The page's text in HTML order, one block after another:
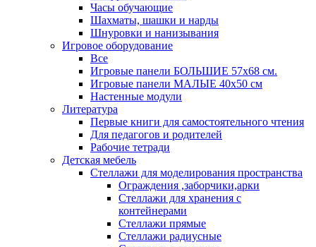
Часы обучающие
Шахматы, шашки и нарды
Шнуровки и нанизывания
Игровое оборудование
Все
Игровые панели БОЛЬШИЕ 57х68 см.
Игровые панели МАЛЫЕ 40х50 см
Настенные модули
Литература
Первые книги для самостоятельного чтения
Для педагогов и родителей
Рабочие тетради
Детская мебель
Стеллажи для моделирования пространства
Ограждения ,заборчики,арки
Стеллажи для хранения с
контейнерами
Стеллажи прямые
Стеллажи радиусные